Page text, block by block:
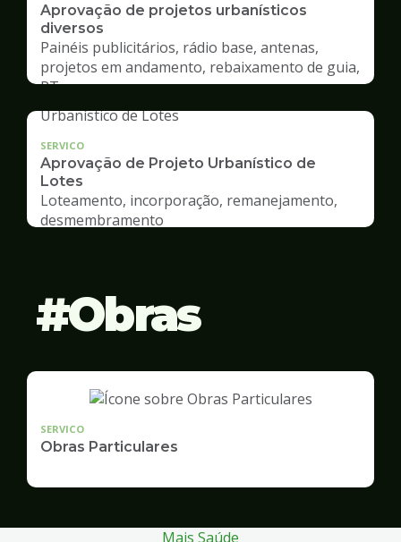
Aprovação de projetos urbanísticos
diversos
Painéis publicitários, rádio base, antenas,
projetos em andamento, rebaixamento de guia,
RT
SERVICO
Aprovação de Projeto Urbanístico de
Lotes
Loteamento, incorporação, remanejamento,
desmembramento
Obras
SERVICO
Obras Particulares
Mais Saúde